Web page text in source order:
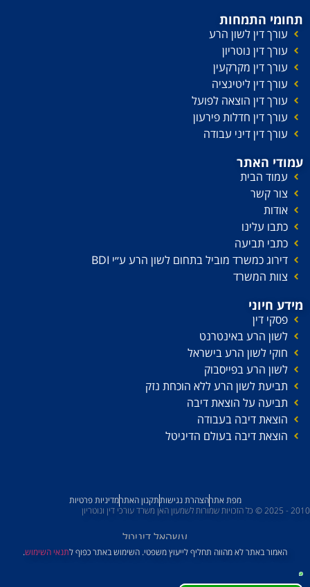
תחומי התמחות
עורך דין לשון הרע
עורך דין נוטריון
עורך דין מקרקעין
עורך דין ליטיגציה
עורך דין הוצאה לפועל
עורך דין חדלות פירעון
עורך דין דיני עבודה
עמודי האתר
עמוד הבית
צור קשר
אודות
כתבו עלינו
כתבי תביעה
דירוג כמשרד מוביל בתחום לשון הרע ע׳׳י BDI
צוות המשרד
מידע חיוני
פסקי דין
לשון הרע באינטרנט
חוקי לשון הרע בישראל
לשון הרע בפייסבוק
תביעת לשון הרע ללא הוכחת נזק
תביעה על הוצאת דיבה
הוצאת דיבה בעבודה
הוצאת דיבה בעולם הדיגיטל
מפת אתרהצהרת נגישותתקנון האתרמדיניות פרטיות
2010 - 2025 © כל הזכויות שמורות לשמעון האן משרד עורכי דין ונוטריון
עשהאל דיגיטל
האמור באתר לא מהווה תחליף לייעוץ משפטי. השימוש באתר כפוף לתנאי השימוש.